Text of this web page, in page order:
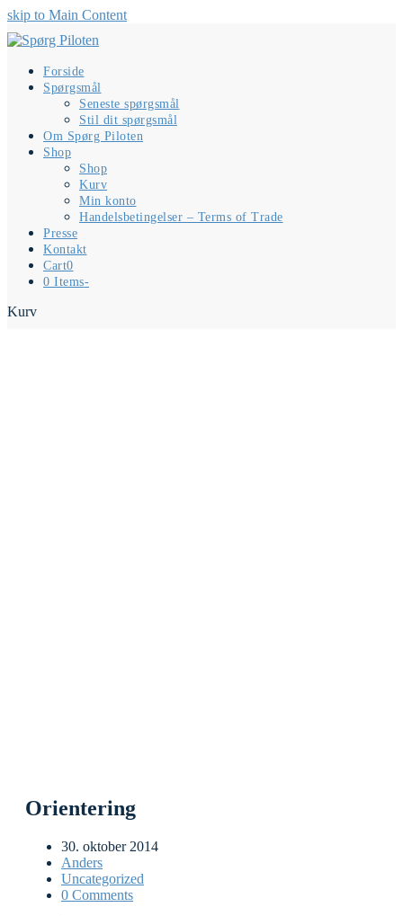
skip to Main Content
Forside
Spørgsmål
Seneste spørgsmål
Stil dit spørgsmål
Om Spørg Piloten
Shop
Shop
Kurv
Min konto
Handelsbetingelser – Terms of Trade
Presse
Kontakt
Cart0
0 Items-
Kurv
Orientering
30. oktober 2014
Anders
Uncategorized
0 Comments